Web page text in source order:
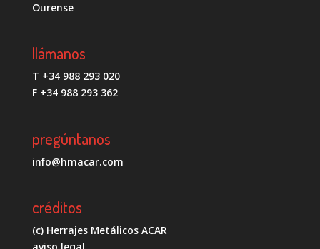
Ourense
llámanos
T +34 988 293 020
F +34 988 293 362
pregúntanos
info@hmacar.com
créditos
(c) Herrajes Metálicos ACAR